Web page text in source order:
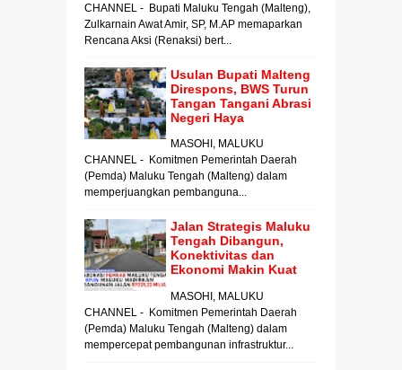
CHANNEL - Bupati Maluku Tengah (Malteng),
Zulkarnain Awat Amir, SP, M.AP memaparkan
Rencana Aksi (Renaksi) bert...
Usulan Bupati Malteng
Direspons, BWS Turun
Tangan Tangani Abrasi
Negeri Haya
MASOHI, MALUKU
CHANNEL - Komitmen Pemerintah Daerah
(Pemda) Maluku Tengah (Malteng) dalam
memperjuangkan pembanguna...
Jalan Strategis Maluku
Tengah Dibangun,
Konektivitas dan
Ekonomi Makin Kuat
MASOHI, MALUKU
CHANNEL - Komitmen Pemerintah Daerah
(Pemda) Maluku Tengah (Malteng) dalam
mempercepat pembangunan infrastruktur...